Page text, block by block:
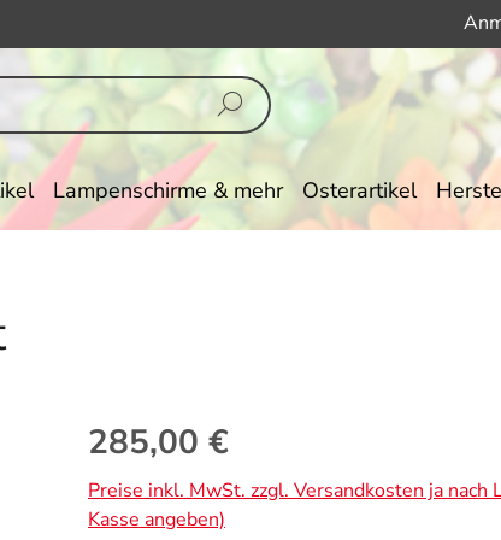
Lampenschirme & mehr Osterartikel
Regulärer Preis:
285,00 €
Preise inkl. MwSt. zzgl. Versandkosten ja nach
Kasse angeben)